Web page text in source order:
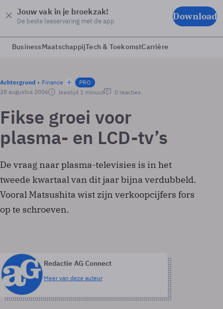
Jouw vak in je broekzak!
De beste leeservaring met de app Download
BusinessMaatschappijTech & ToekomstCarrière
Achtergrond Finance
PRO
28 augustus 2006
leestijd 1 minuut 0 reacties
Fikse groei voor
plasma- en LCD-tv’s
De vraag naar plasma-televisies is in het
tweede kwartaal van dit jaar bijna verdubbeld.
Vooral Matsushita wist zijn verkoopcijfers fors
op te schroeven.
Redactie AG Connect
Meer van deze auteur